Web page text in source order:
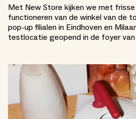
Met New Store kijken we met
functioneren van de winkel van de
pop-up filialen in Eindhoven en
testlocatie geopend in de foyer